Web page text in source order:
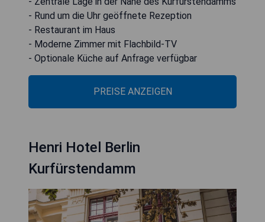
- Rund um die Uhr geöffnete Rezeption
- Restaurant im Haus
- Moderne Zimmer mit Flachbild-TV
- Optionale Küche auf Anfrage verfügbar
PREISE ANZEIGEN
Henri Hotel Berlin
Kurfürstendamm